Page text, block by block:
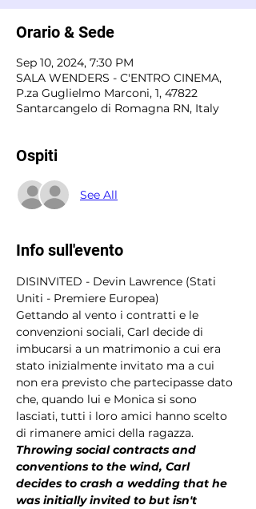
Orario & Sede
Sep 10, 2024, 7:30 PM
SALA WENDERS - C'ENTRO CINEMA,
P.za Guglielmo Marconi, 1, 47822
Santarcangelo di Romagna RN, Italy
Ospiti
See All
Info sull'evento
DISINVITED - Devin Lawrence (Stati
Uniti - Premiere Europea)
Gettando al vento i contratti e le
convenzioni sociali, Carl decide di
imbucarsi a un matrimonio a cui era
stato inizialmente invitato ma a cui
non era previsto che partecipasse dato
che, quando lui e Monica si sono
lasciati, tutti i loro amici hanno scelto
di rimanere amici della ragazza.
Throwing social contracts and
conventions to the wind, Carl
decides to crash a wedding that he
was initially invited to but isn't